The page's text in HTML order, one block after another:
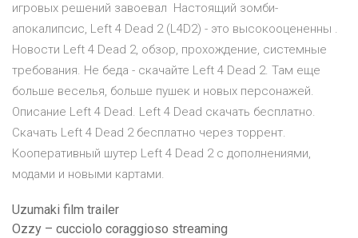
игровых решений завоевал Настоящий зомби-
апокалипсис, Left 4 Dead 2 (L4D2) - это высокооцененны .
Новости Left 4 Dead 2, обзор, прохождение, системные
требования. Не беда - скачайте Left 4 Dead 2. Там еще
больше веселья, больше пушек и новых персонажей.
Описание Left 4 Dead. Left 4 Dead скачать бесплатно.
Скачать Left 4 Dead 2 бесплатно через торрент.
Кооперативный шутер Left 4 Dead 2 с дополнениями,
модами и новыми картами.
Uzumaki film trailer
Ozzy – cucciolo coraggioso streaming